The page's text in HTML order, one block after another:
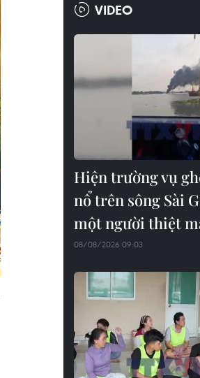
VIDEO
Hiện trường vụ
nổ trên sông Sài
một người thiệt
08/08/2026 09:03